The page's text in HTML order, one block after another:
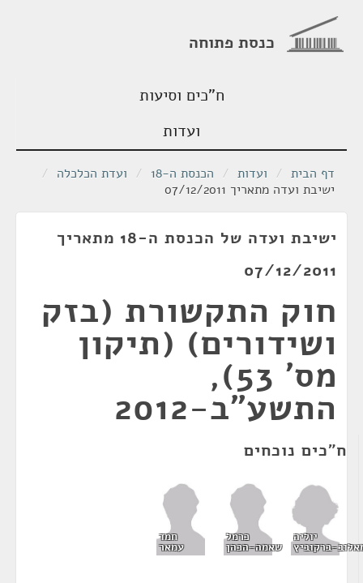
כנסת פתוחה
ח"כים וסיעות
ועדות
דף הבית / ועדות / הכנסת ה-18 / ועדת הכלכלה /
ישיבת ועדה מתאריך 07/12/2011
ישיבת ועדה של הכנסת ה-18 מתאריך
07/12/2011
חוק התקשורת (בזק
ושידורים) (תיקון
מס' 53),
התשע"ב-2012
ח"כים נוכחים
יוליה
ברקוביץ
כרמל
שאמה-הכהן
חמד
עמאר